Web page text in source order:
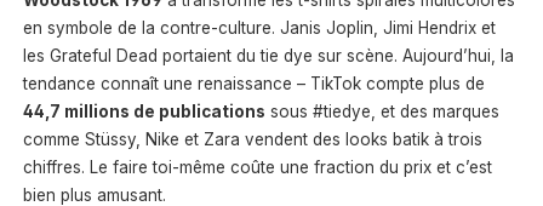
en symbole de la contre-culture. Janis Joplin, Jimi Hendrix et
les Grateful Dead portaient du tie dye sur scène. Aujourd’hui, la
tendance connaît une renaissance – TikTok compte plus de
44,7 millions de publications sous #tiedye, et des marques
comme Stüssy, Nike et Zara vendent des looks batik à trois
chiffres. Le faire toi-même coûte une fraction du prix et c’est
bien plus amusant.